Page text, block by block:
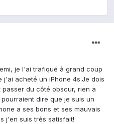
je l'ai trafiqué à grand coup
j'ai acheté un iPhone 4s.Je dois
du côté obscur, rien a
dire que je suis un
a ses bons et ses mauvais
j'en suis très satisfait!